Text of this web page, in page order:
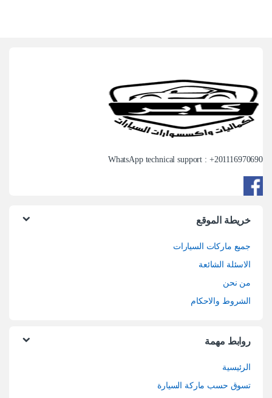
WhatsApp technical support : +201116970690
خريطة الموقع
جميع ماركات السيارات
الاسئلة الشائعة
من نحن
الشروط والاحكام
روابط مهمة
الرئيسية
تسوق حسب ماركة السيارة